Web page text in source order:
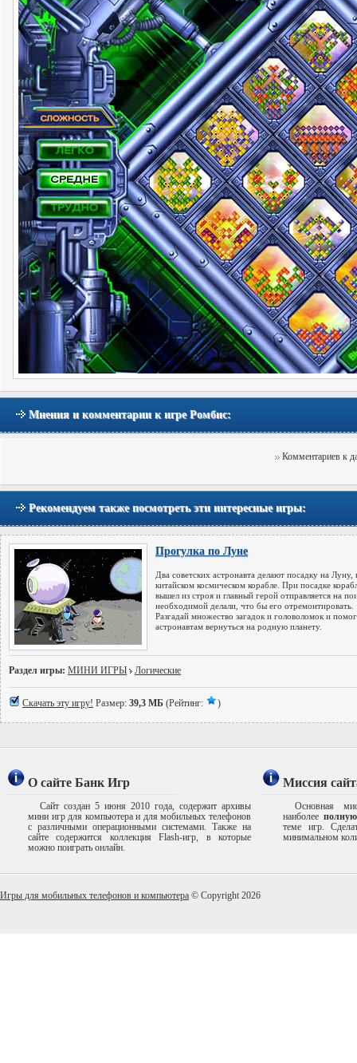
Мнения и комментарии к игре Ромбис:
Комментариев к
Рекомендуем также посмотреть эти интересные игры:
Прогулка по Луне
Два советских астронавта делают посадку на Луну,
китайском космическом корабле. При посадке
вышел из строя и главный герой отправляется на
необходимой делали, что бы его отремонтировать.
Разгадай множество загадок и головоломок и
астронавтам вернуться на родную планету.
Раздел игры: МИНИ ИГРЫ Логические
Скачать эту игру! Размер: 39,3 МБ (Рейтинг: )
О сайте Банк Игр
Сайт создан 5 июня 2010 года, содержит архивы
мини игр для компьютера и для мобильных телефонов
с различными операционными системами. Также на
сайте содержится коллекция Flash-игр, в которые
можно поиграть онлайн.
Миссия
Основная
наиболее
теме игр.
минимальном
Игры для мобильных телефонов и компьютера © Copyright 2026